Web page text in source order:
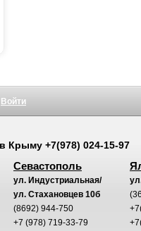
Войти
Крыму +7(978) 024-15-97
Севастополь
ул. Индустриальная/
ул. Стахановцев 10б
(8692) 944-750
+7 (978) 719-33-79